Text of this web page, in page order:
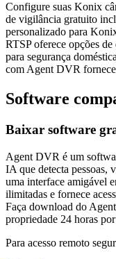
Configure suas Konix
de vigilância gratuito
personalizado para
RTSP oferece opções
para segurança
com Agent DVR
Software
Baixar software
Agent DVR é um
IA que detecta pessoas,
uma interface amigável
ilimitadas e fornece
Faça download do
propriedade 24 horas
Para acesso remoto